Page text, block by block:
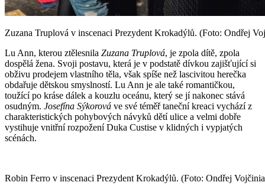
Zuzana Truplová v inscenaci Prezydent Krokadýlů. (Foto: Ondřej
Lu Ann, kterou ztělesnila Zuzana Truplová, je zpola dítě, zpola
dospělá žena. Svoji postavu, která je v podstatě dívkou zajišťující si
obživu prodejem vlastního těla, však spíše než lascivitou herečka
obdařuje dětskou smyslností. Lu Ann je ale také romantičkou,
toužící po kráse dálek a kouzlu oceánu, který se jí nakonec stává
osudným. Josefína Sýkorová ve své téměř taneční kreaci vychází z
charakteristických pohybových návyků dětí ulice a velmi dobře
vystihuje vnitřní rozpožení Duka Custise v klidných i vypjatých
scénách.
Robin Ferro v inscenaci Prezydent Krokadýlů. (Foto: Ondřej